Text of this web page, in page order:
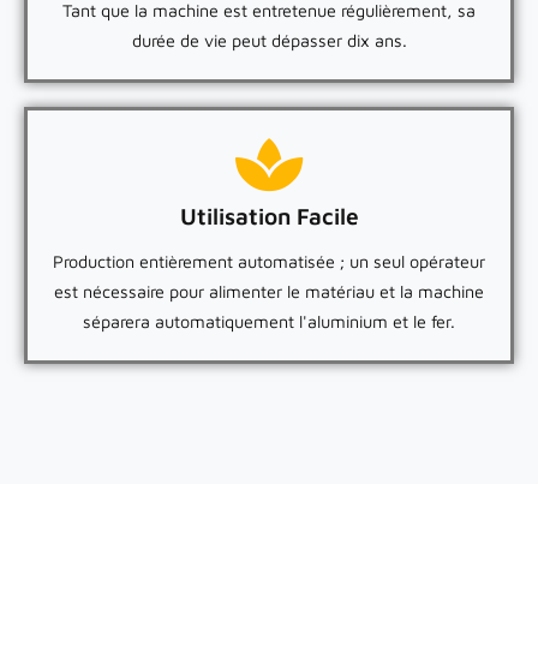
Tant que la machine est entretenue régulièrement, sa
durée de vie peut dépasser dix ans.
Utilisation Facile
Production entièrement automatisée ; un seul opérateur
est nécessaire pour alimenter le matériau et la machine
séparera automatiquement l'aluminium et le fer.